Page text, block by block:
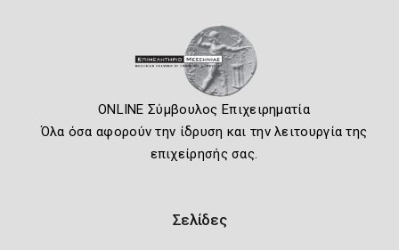
ONLINE Σύμβουλος Επιχειρηματία
Όλα όσα αφορούν την ίδρυση και την λειτουργία της
επιχείρησής σας.
Σελίδες